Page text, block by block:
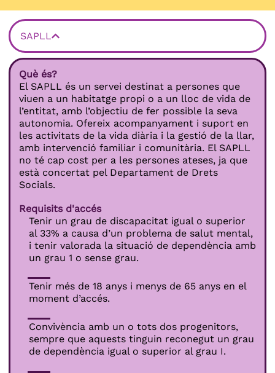
SAPLL
Què és?
El SAPLL és un servei destinat a persones que
viuen a un habitatge propi o a un lloc de vida de
l’entitat, amb l’objectiu de fer possible la seva
autonomia. Ofereix acompanyament i suport en
les activitats de la vida diària i la gestió de la llar,
amb intervenció familiar i comunitària. El SAPLL
no té cap cost per a les persones ateses, ja que
està concertat pel Departament de Drets
Socials.
Requisits d'accés
Tenir un grau de discapacitat igual o superior
al 33% a causa d’un problema de salut mental,
i tenir valorada la situació de dependència amb
un grau 1 o sense grau.
Tenir més de 18 anys i menys de 65 anys en el
moment d’accés.
Convivència amb un o tots dos progenitors,
sempre que aquests tinguin reconegut un grau
de dependència igual o superior al grau I.